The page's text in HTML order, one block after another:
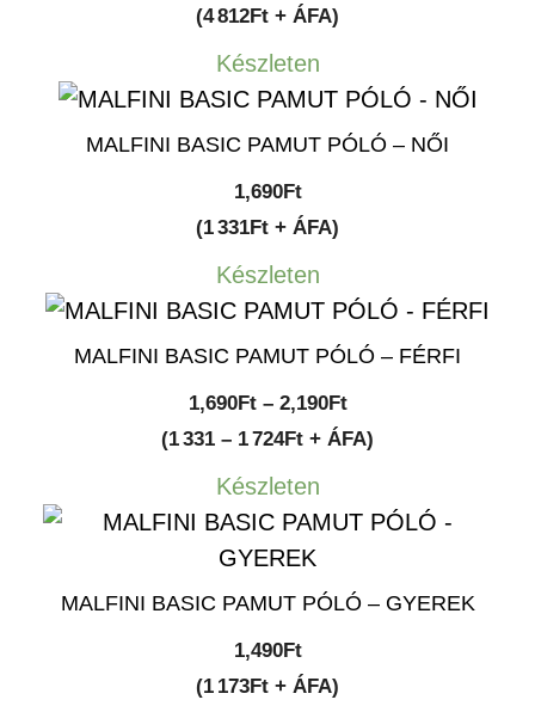
(4 812Ft + ÁFA)
Készleten
MALFINI BASIC PAMUT PÓLÓ – NŐI
1,690Ft
(1 331Ft + ÁFA)
Készleten
MALFINI BASIC PAMUT PÓLÓ – FÉRFI
1,690Ft – 2,190FtÁrtartomány:
1,690Ft
2,190Ft
(1 331 – 1 724Ft + ÁFA)
Készleten
MALFINI BASIC PAMUT PÓLÓ – GYEREK
1,490Ft
(1 173Ft + ÁFA)